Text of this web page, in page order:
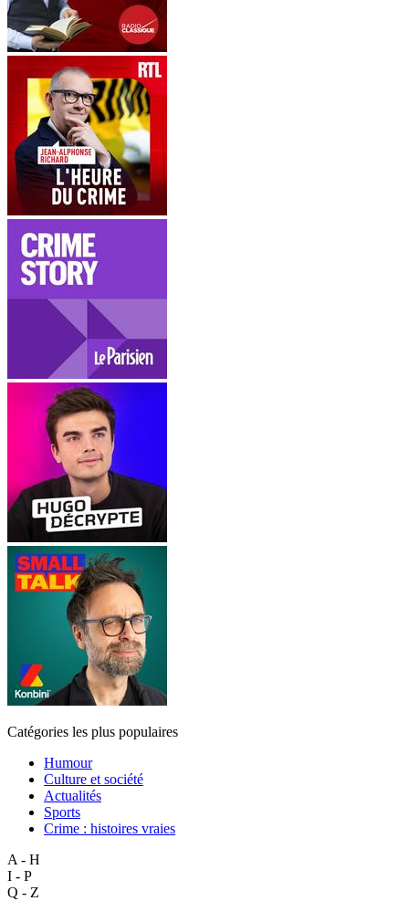
Catégories les plus populaires
Humour
Culture et société
Actualités
Sports
Crime : histoires vraies
A - H
I - P
Q - Z